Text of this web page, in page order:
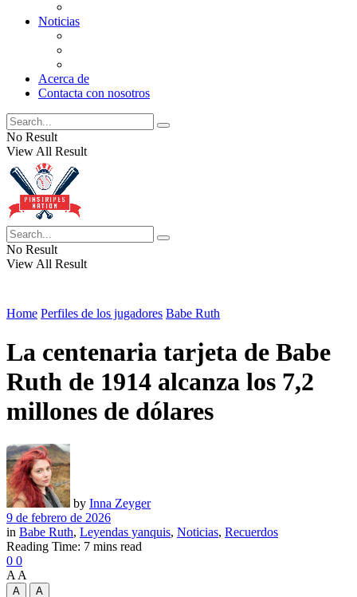
Noticias
Acerca de
Contacta con nosotros
No Result
View All Result
No Result
View All Result
Home Perfiles de los jugadores Babe Ruth
La centenaria tarjeta de Babe
Ruth de 1914 alcanza los 7,2
millones de dólares
by Inna Zeyger
9 de febrero de 2026
in Babe Ruth, Leyendas yanquis, Noticias, Recuerdos
Reading Time: 7 mins read
0 0
A A
A
A